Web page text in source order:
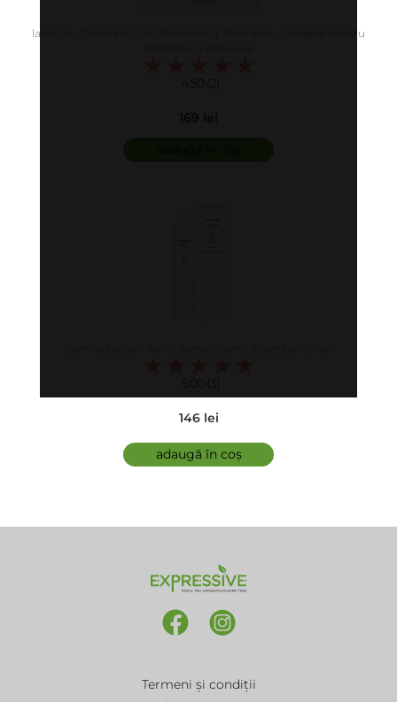
label.m - Diamond Dust Nourishing Shampoo - Sampon pentru
4.50 (2)
5.00 (3)
146 lei
adaugă în coș
Termeni și condiții